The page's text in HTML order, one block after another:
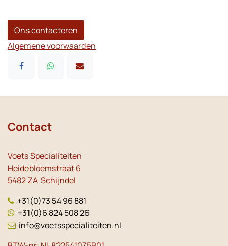
Ons contacteren
Algemene voorwaarden
Contact
Voets Specialiteiten
Heidebloemstraat 6
5482 ZA Schijndel
+31(0)73 54 96 881
+31(0)6 824 508 26
info@voetsspecialiteiten.nl